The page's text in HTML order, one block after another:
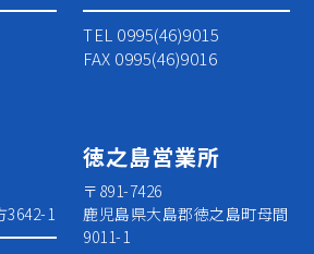
TEL 0995(46)9015
FAX 0995(46)9016
3642-1
徳之島営業所
〒891-7426
鹿児島県大島郡徳之島町母間
9011-1